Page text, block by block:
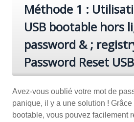
Méthode 1 :
USB bootable hors
password & ;
Password Reset USB
Avez-vous oublié votre mot de
panique, il y a une solution !
bootable, vous pouvez facilement